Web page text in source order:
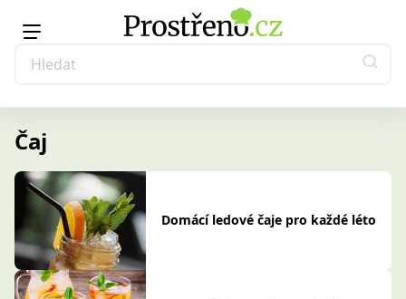
Čaj
Domácí ledové čaje pro každé léto